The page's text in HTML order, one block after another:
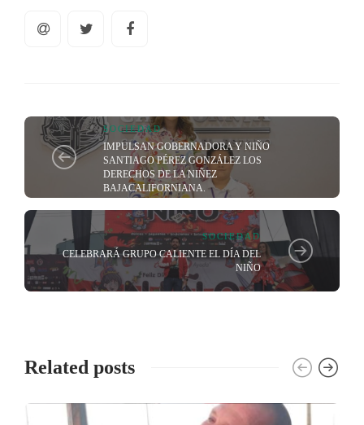
SOCIEDAD
IMPULSAN GOBERNADORA Y NIÑO
SANTIAGO PÉREZ GONZÁLEZ LOS
DERECHOS DE LA NIÑEZ
BAJACALIFORNIANA.
SOCIEDAD
CELEBRARÁ GRUPO CALIENTE EL DÍA DEL
NIÑO
Related posts